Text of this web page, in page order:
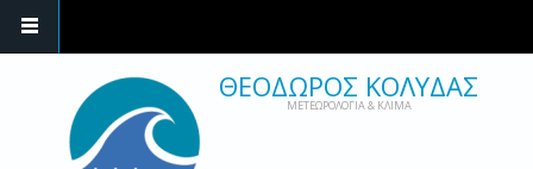
ΘΕΟΔΩΡΟΣ ΚΟΛΥΔΑΣ
ΜΕΤΕΩΡΟΛΟΓΙΑ & ΚΛΙΜΑ